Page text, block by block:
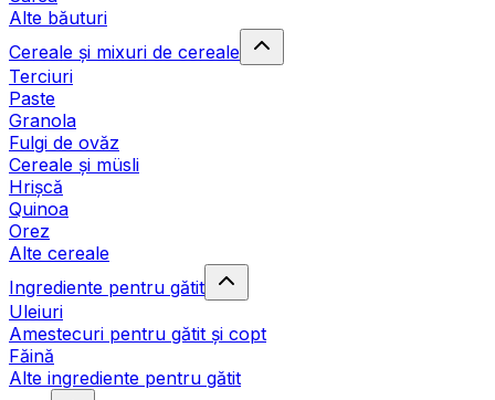
Alte băuturi
Cereale și mixuri de cereale
Terciuri
Paste
Granola
Fulgi de ovăz
Cereale și müsli
Hrișcă
Quinoa
Orez
Alte cereale
Ingrediente pentru gătit
Uleiuri
Amestecuri pentru gătit și copt
Făină
Alte ingrediente pentru gătit